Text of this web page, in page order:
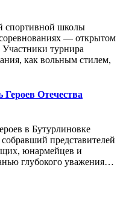
спортивной школы
— открытом
Участники турнира
как вольным стилем,
Отечества
в Бутурлиновке
представителей
юнармейцев и
глубокого уважения…